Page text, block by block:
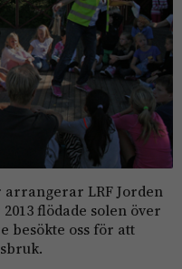
LRF Jorden
flödade solen över
besökte oss för att